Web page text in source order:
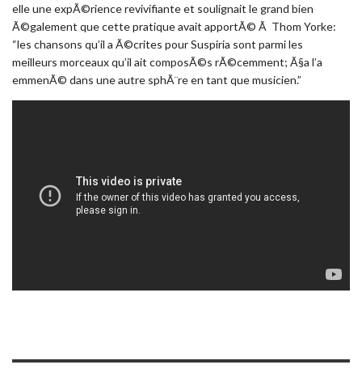
elle une expÃ©rience revivifiante et soulignait le grand bien
Ã©galement que cette pratique avait apportÃ© Ã Thom Yorke:
“les chansons qu’il a Ã©crites pour Suspiria sont parmi les
meilleurs morceaux qu’il ait composÃ©s rÃ©cemment; Ã§a l’a
emmenÃ© dans une autre sphÃ¨re en tant que musicien.”